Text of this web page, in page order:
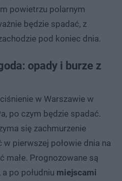
powietrzu polarnym
będzie spadać, z
pod koniec dnia.
opady i burze z
w Warszawie w
po czym będzie spadać.
się zachmurzenie
pierwszej połowie dnia na
małe. Prognozowane są
po południu miejscami